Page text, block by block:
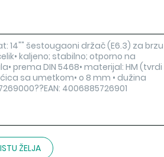
14"" šestougaoni držač (E6.3) za brzu
kaljeno; stabilno; otporno na
prema DIN 5468• materijal: HM (tvrdi
sa umetkom• o 8 mm • dužina
4006885726901
ŽELJA